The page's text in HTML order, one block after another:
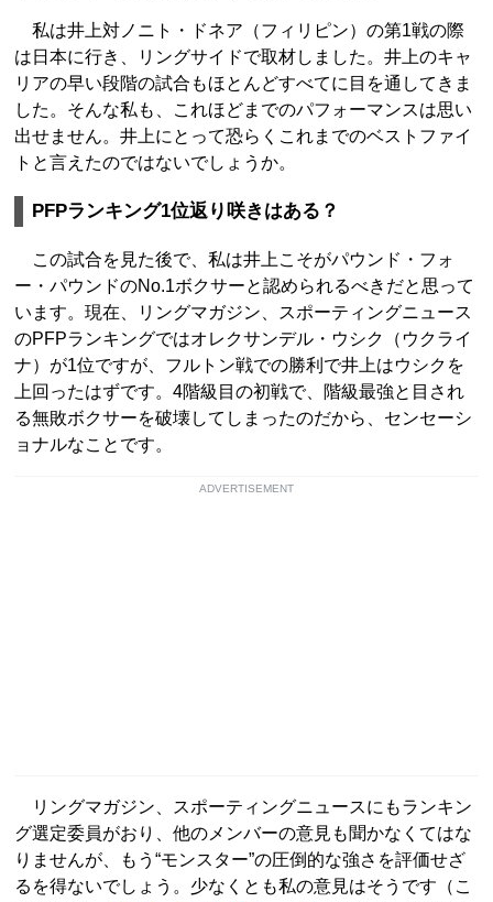
私は井上対ノニト・ドネア（フィリピン）の第1戦の際
は日本に行き、リングサイドで取材しました。井上のキャ
リアの早い段階の試合もほとんどすべてに目を通してきま
した。そんな私も、これほどまでのパフォーマンスは思い
出せません。井上にとって恐らくこれまでのベストファイ
トと言えたのではないでしょうか。
PFPランキング1位返り咲きはある？
この試合を見た後で、私は井上こそがパウンド・フォ
ー・パウンドのNo.1ボクサーと認められるべきだと思って
います。現在、リングマガジン、スポーティングニュース
のPFPランキングではオレクサンデル・ウシク（ウクライ
ナ）が1位ですが、フルトン戦での勝利で井上はウシクを
上回ったはずです。4階級目の初戦で、階級最強と目され
る無敗ボクサーを破壊してしまったのだから、センセーシ
ョナルなことです。
ADVERTISEMENT
リングマガジン、スポーティングニュースにもランキン
グ選定委員がおり、他のメンバーの意見も聞かなくてはな
りませんが、もう“モンスター”の圧倒的な強さを評価せざ
るを得ないでしょう。少なくとも私の意見はそうです（こ